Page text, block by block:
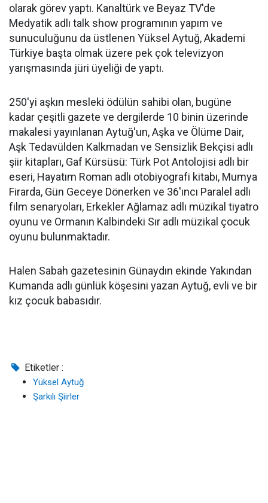
olarak görev yaptı. Kanaltürk ve Beyaz TV'de
Medyatik adlı talk show programının yapım ve
sunuculuğunu da üstlenen Yüksel Aytuğ, Akademi
Türkiye başta olmak üzere pek çok televizyon
yarışmasında jüri üyeliği de yaptı.
250'yi aşkın mesleki ödülün sahibi olan, bugüne
kadar çeşitli gazete ve dergilerde 10 binin üzerinde
makalesi yayınlanan Aytuğ'un, Aşka ve Ölüme Dair,
Aşk Tedavülden Kalkmadan ve Sensizlik Bekçisi adlı
şiir kitapları, Gaf Kürsüsü: Türk Pot Antolojisi adlı bir
eseri, Hayatım Roman adlı otobiyografi kitabı, Mumya
Firarda, Gün Geceye Dönerken ve 36'ıncı Paralel adlı
film senaryoları, Erkekler Ağlamaz adlı müzikal tiyatro
oyunu ve Ormanın Kalbindeki Sır adlı müzikal çocuk
oyunu bulunmaktadır.
Halen Sabah gazetesinin Günaydın ekinde Yakından
Kumanda adlı günlük köşesini yazan Aytuğ, evli ve bir
kız çocuk babasıdır.
Etiketler :
Yüksel Aytuğ
Şarkılı Şiirler